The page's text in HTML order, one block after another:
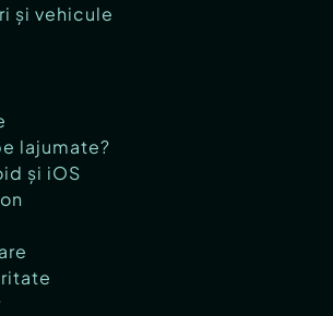
și vehicule
lajumate?
și iOS